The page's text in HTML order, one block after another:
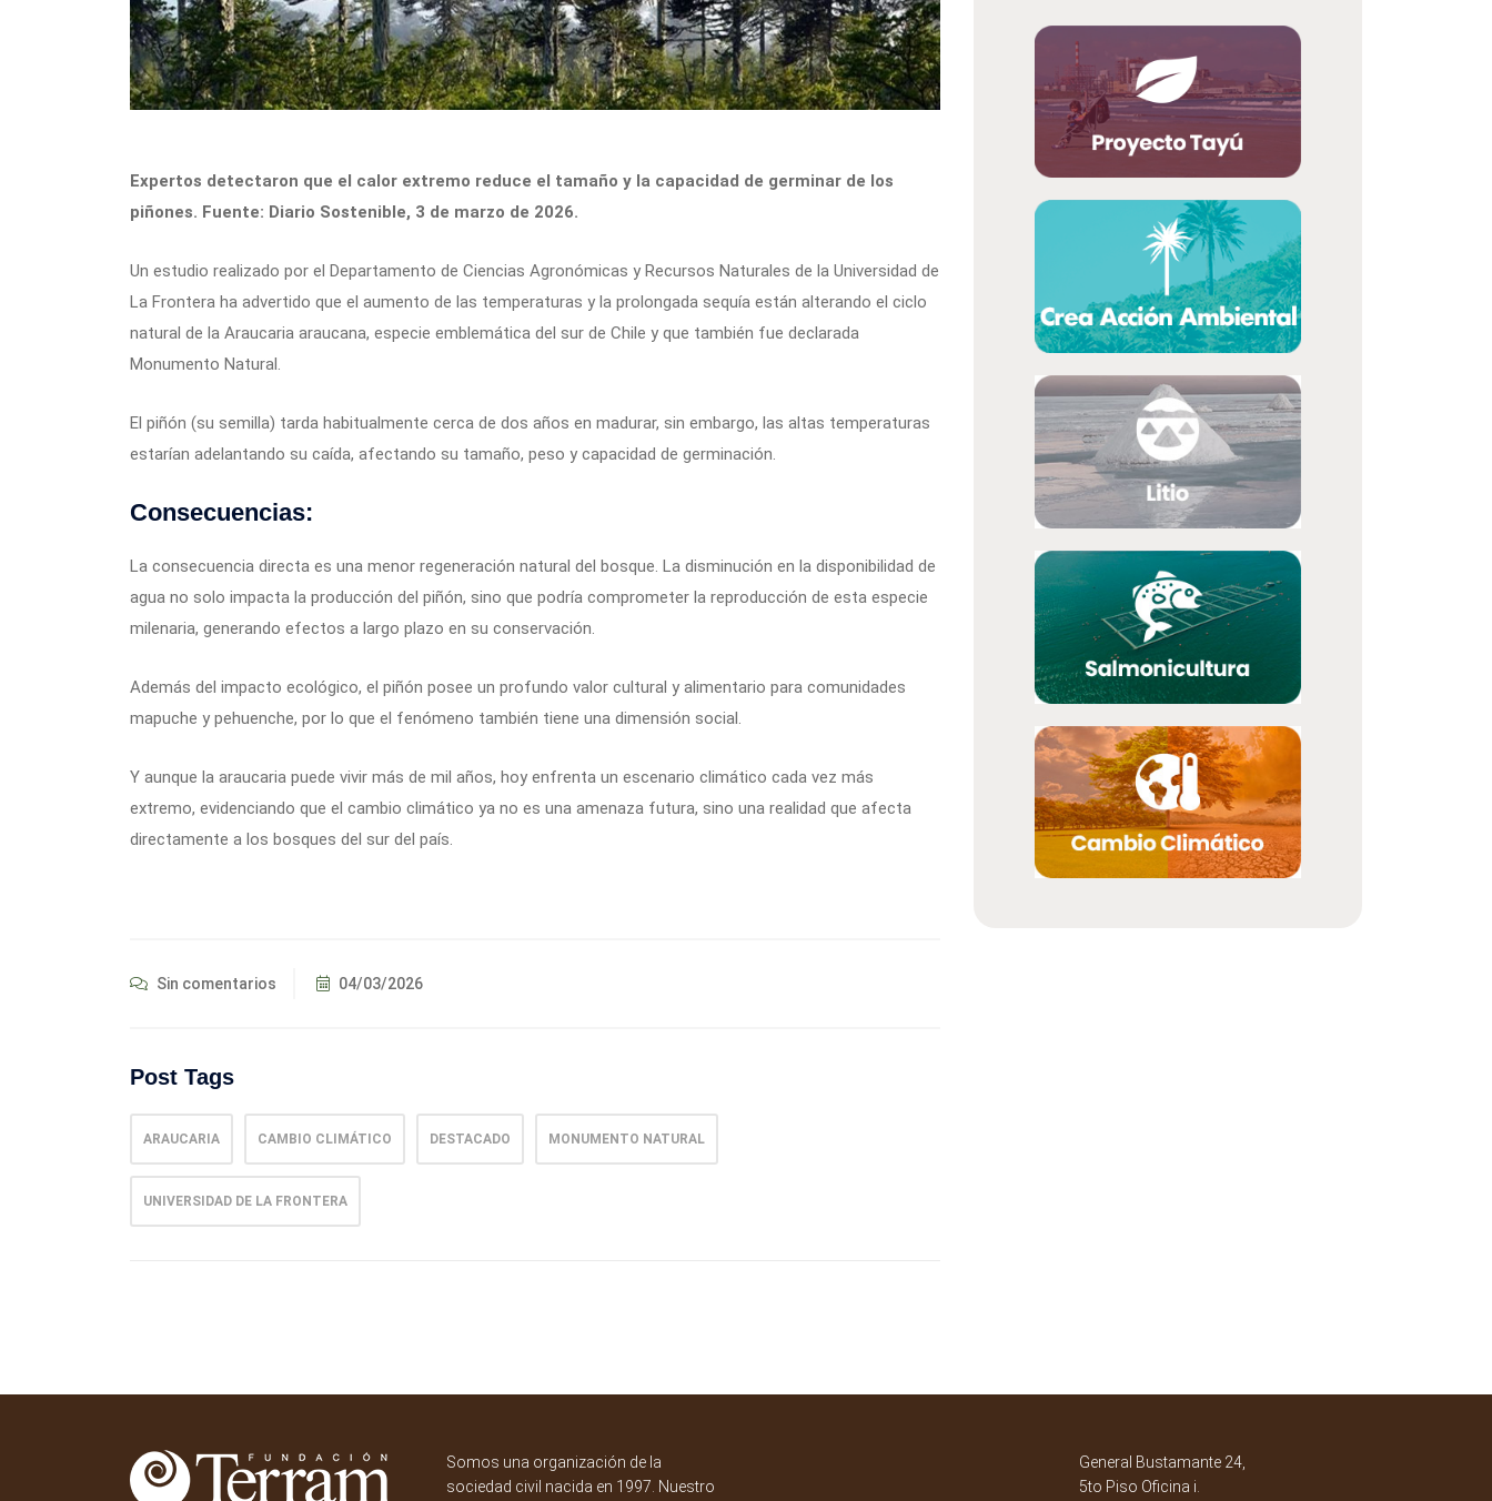
Expertos detectaron que el calor extremo reduce el tamaño y la capacidad de germinar de los
piñones. Fuente: Diario Sostenible, 3 de marzo de 2026.
Un estudio realizado por el Departamento de Ciencias Agronómicas y Recursos Naturales de la Universidad de
La Frontera ha advertido que el aumento de las temperaturas y la prolongada sequía están alterando el ciclo
natural de la Araucaria araucana, especie emblemática del sur de Chile y que también fue declarada
Monumento Natural.
El piñón (su semilla) tarda habitualmente cerca de dos años en madurar, sin embargo, las altas temperaturas
estarían adelantando su caída, afectando su tamaño, peso y capacidad de germinación.
Consecuencias:
La consecuencia directa es una menor regeneración natural del bosque. La disminución en la disponibilidad de
agua no solo impacta la producción del piñón, sino que podría comprometer la reproducción de esta especie
milenaria, generando efectos a largo plazo en su conservación.
Además del impacto ecológico, el piñón posee un profundo valor cultural y alimentario para comunidades
mapuche y pehuenche, por lo que el fenómeno también tiene una dimensión social.
Y aunque la araucaria puede vivir más de mil años, hoy enfrenta un escenario climático cada vez más
extremo, evidenciando que el cambio climático ya no es una amenaza futura, sino una realidad que afecta
directamente a los bosques del sur del país.
Sin comentarios 04/03/2026
Post Tags
ARAUCARIA CAMBIO CLIMÁTICO DESTACADO MONUMENTO NATURAL
UNIVERSIDAD DE LA FRONTERA
Somos una organización de la
sociedad civil nacida en 1997. Nuestro
General Bustamante 24,
5to Piso Oficina i.